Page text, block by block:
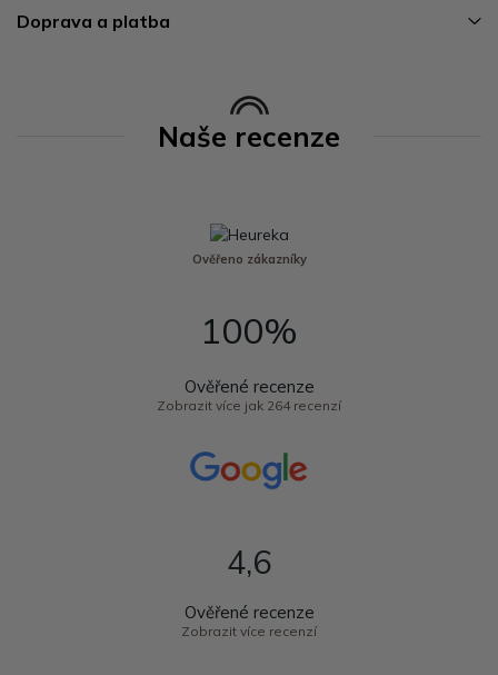
Doprava a platba
Naše recenze
Ověřeno zákazníky
100%
Ověřené recenze
Zobrazit více jak 264 recenzí
4,6
Ověřené recenze
Zobrazit více recenzí